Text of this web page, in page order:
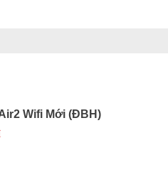
Wifi Mới (ĐBH)